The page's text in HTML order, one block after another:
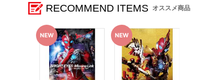
済」、「Pay-easy（ペイジー）」、「WEB・スマホ決済」のみと
なります。
※メール受信設定を行っているお客様につきましては、必ず
[@bnfw.co.jp]のドメイン指定受信の設定をお願いいたします。
(受信許可の設定を行わないとメールが「迷惑メールフォルダ」に
入る場合や届かない場合がございます。)
※決済方法「コンビニ決済」、「Pay-easy（ペイジー）」を選択時
は、12月上旬以降、メールにてお支払い方法をご案内させていただ
RECOMMEND ITEMS オススメ商品